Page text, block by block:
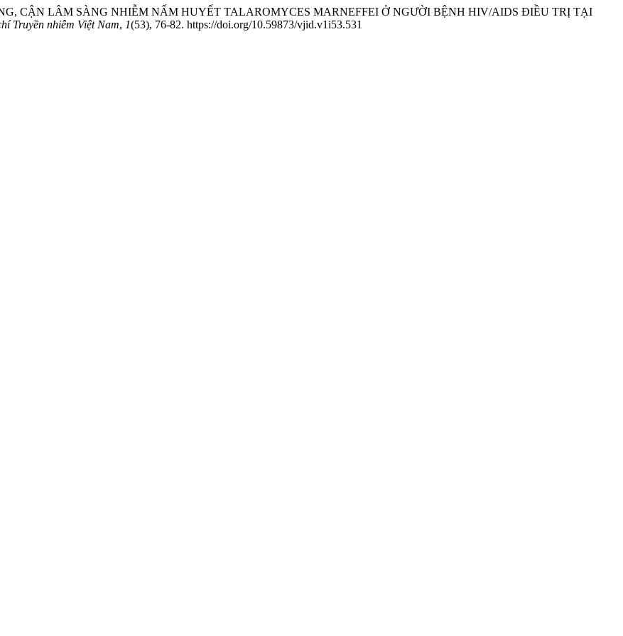
CẬN LÂM SÀNG NHIỄM NẤM HUYẾT TALAROMYCES MARNEFFEI Ở NGƯỜI BỆNH HIV/AIDS ĐIỀU TRỊ TẠI
Truyền nhiễm Việt Nam, 1(53), 76-82. https://doi.org/10.59873/vjid.v1i53.531